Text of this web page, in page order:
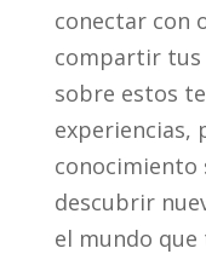
conectar con
compartir tus
sobre estos
experiencias,
conocimiento
descubrir
el mundo